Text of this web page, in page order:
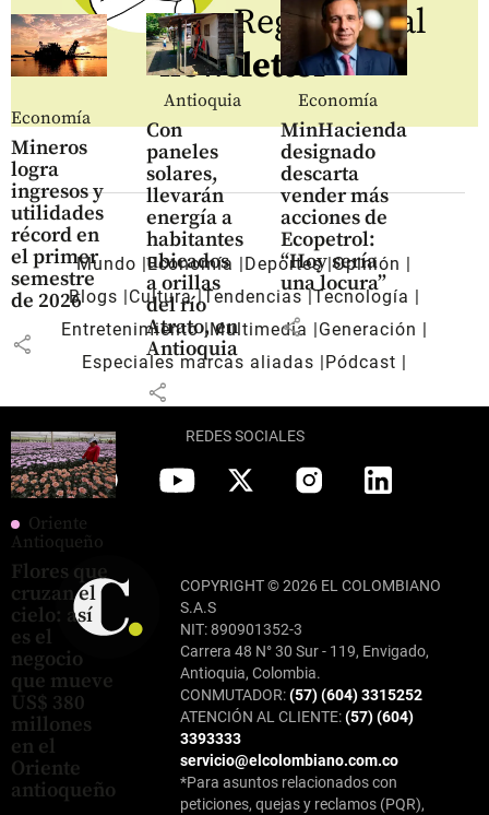
Economía
Mineros
logra
ingresos y
utilidades
récord en
el primer
semestre
de 2026
share
Antioquia
Con
paneles
solares,
llevarán
energía a
habitantes
ubicados
a orillas
del río
Atrato, en
Antioquia
share
Economía
MinHacienda
designado
descarta
vender más
acciones de
Ecopetrol:
“Hoy sería
una locura”
share
Oriente
Antioqueño
Flores que
cruzan el
cielo: así
es el
negocio
que mueve
US$ 380
millones
en el
Oriente
antioqueño
Regístrate al
newsletter
Mundo Economía Deportes Opinión
Blogs
Cultura Tendencias Tecnología
Entretenimiento Multimedia
Generación
Especiales marcas aliadas
Pódcast
REDES SOCIALES
COPYRIGHT © 2026 EL COLOMBIANO
S.A.S
NIT: 890901352-3
Carrera 48 N° 30 Sur - 119, Envigado,
Antioquia, Colombia.
CONMUTADOR:(57) (604) 3315252
ATENCIÓN AL CLIENTE:(57) (604)
3393333
servicio@elcolombiano.com.co
*Para asuntos relacionados con
peticiones, quejas y reclamos (PQR),